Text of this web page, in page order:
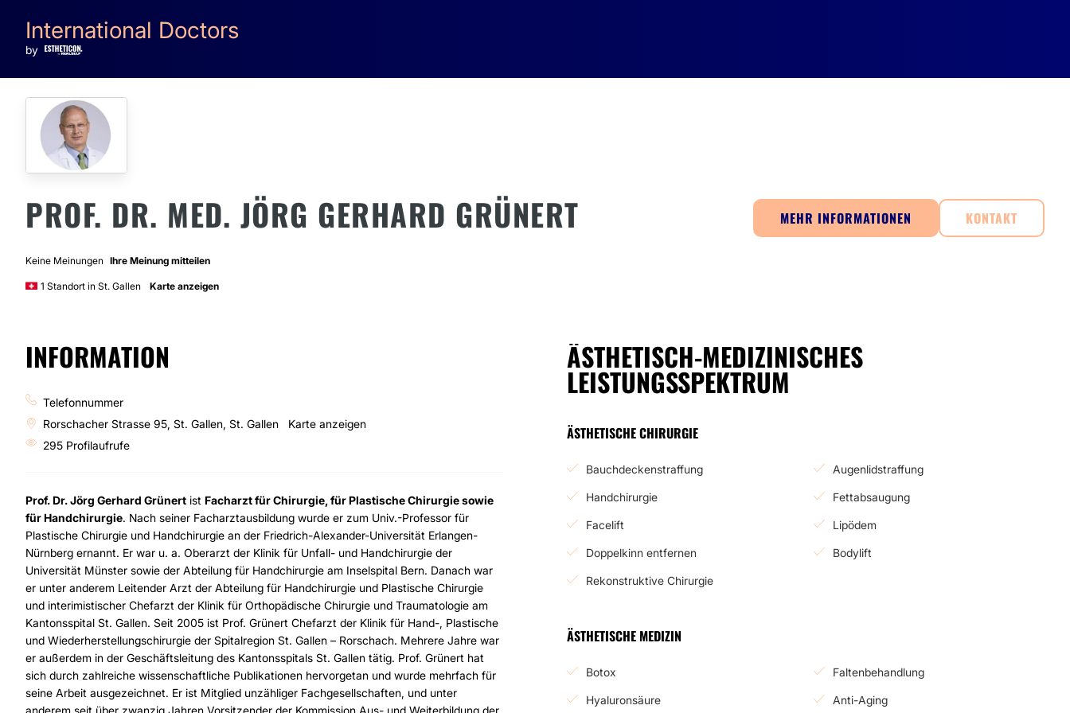
International Doctors
by
PROF. DR. MED. JÖRG GERHARD GRÜNERT
Keine Meinungen Ihre Meinung mitteilen
1 Standort in St. Gallen Karte anzeigen
MEHR INFORMATIONEN KONTAKT
INFORMATION
Telefonnummer
Rorschacher Strasse 95, St. Gallen, St. Gallen
Karte anzeigen
295 Profilaufrufe
Prof. Dr. Jörg Gerhard Grünert ist Facharzt für Chirurgie, für Plastische Chirurgie sowie
für Handchirurgie. Nach seiner Facharztausbildung wurde er zum Univ.-Professor für
Plastische Chirurgie und Handchirurgie an der Friedrich-Alexander-Universität Erlangen-
Nürnberg ernannt. Er war u. a. Oberarzt der Klinik für Unfall- und Handchirurgie der
Universität Münster sowie der Abteilung für Handchirurgie am Inselspital Bern. Danach war
er unter anderem Leitender Arzt der Abteilung für Handchirurgie und Plastische Chirurgie
und interimistischer Chefarzt der Klinik für Orthopädische Chirurgie und Traumatologie am
Kantonsspital St. Gallen. Seit 2005 ist Prof. Grünert Chefarzt der Klinik für Hand-, Plastische
und Wiederherstellungschirurgie der Spitalregion St. Gallen – Rorschach. Mehrere Jahre war
er außerdem in der Geschäftsleitung des Kantonsspitals St. Gallen tätig. Prof. Grünert hat
sich durch zahlreiche wissenschaftliche Publikationen hervorgetan und wurde mehrfach für
seine Arbeit ausgezeichnet. Er ist Mitglied unzähliger Fachgesellschaften, und unter
anderem seit über zwanzig Jahren Vorsitzender der Kommission Aus- und Weiterbildung der
ÄSTHETISCH-MEDIZINISCHES
LEISTUNGSSPEKTRUM
ÄSTHETISCHE CHIRURGIE
Bauchdeckenstraffung Augenlidstraffung
Handchirurgie Fettabsaugung
Facelift Lipödem
Doppelkinn entfernen Bodylift
Rekonstruktive Chirurgie
ÄSTHETISCHE MEDIZIN
Botox Faltenbehandlung
Hyaluronsäure Anti-Aging